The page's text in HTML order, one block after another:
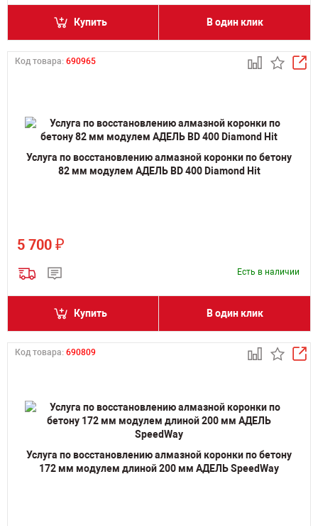
Купить В один клик
Код товара: 690965
Услуга по восстановлению алмазной коронки по бетону
82 мм модулем АДЕЛЬ BD 400 Diamond Hit
5 700 ₽
Есть в наличии
Купить В один клик
Код товара: 690809
Услуга по восстановлению алмазной коронки по бетону
172 мм модулем длиной 200 мм АДЕЛЬ SpeedWay